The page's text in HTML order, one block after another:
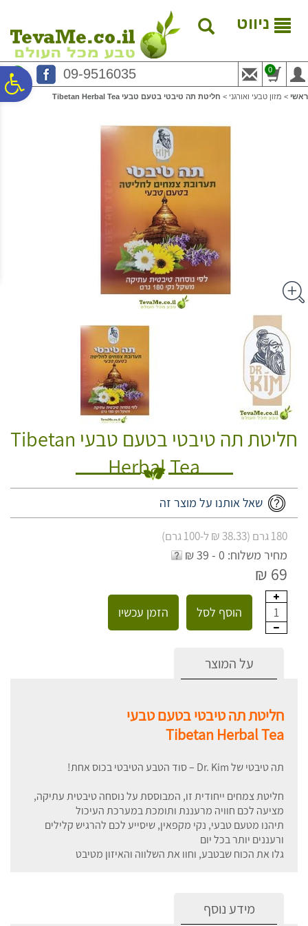
נגישות
המרכזי
ניווט
09-9516035 0
ראשי > מזון טבעי ואורגני > חליטת תה טיבטי בטעם טבעי Tibetan Herbal Tea
חליטת תה טיבטי בטעם טבעי Tibetan
Herbal Tea
שאל אותנו על מוצר זה
180 גרם (38.33 ₪ ל-100 גרם)
מחיר משלוח: 0 - 39 ₪
69 ₪
1 הוסף לסל הזמן עכשיו
על המוצר
חליטת תה טיבטי בטעם טבעי
Tibetan Herbal Tea
תה טיבטי של Dr. Kim – סוד הטבע הטיבטי בכוס אחת!
חליטת צמחים ייחודית זו, המבוססת על נוסחה טיבטית עתיקה,
מציעה לכם חוויה מרעננת ותומכת במערכת העיכול
תיהנו מטעם טבעי, נקי מקפאין, שיסייע לכם להרגיש קלילים
ורעננים יותר בכל יום
גלו את הכוח שבטבע, וחוו את השלווה והאיזון מטיבט
מידע נוסף